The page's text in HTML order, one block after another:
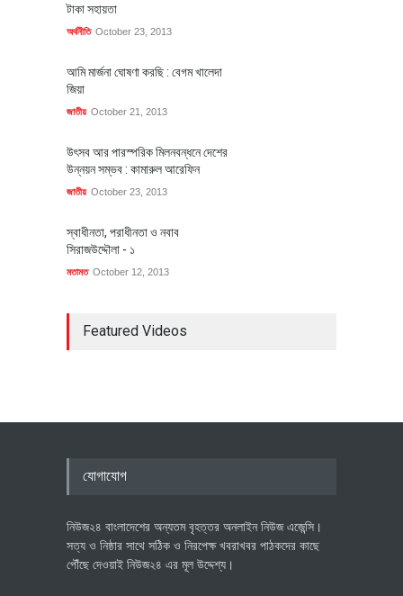
টাকা সহায়তা
অর্থনীতি October 23, 2013
আমি মার্জনা ঘোষণা করছি : বেগম খালেদা
জিয়া
জাতীয় October 21, 2013
উৎসব আর পারস্পরিক মিলনবন্ধনে দেশের
উন্নয়ন সম্ভব : কামারুল আরেফিন
জাতীয় October 23, 2013
স্বাধীনতা, পরাধীনতা ও নবাব
সিরাজউদ্দৌলা - ১
মতামত October 12, 2013
Featured Videos
যোগাযোগ
নিউজ২৪ বাংলাদেশের অন্যতম বৃহত্তর অনলাইন নিউজ এজেন্সি।
সত্য ও নিষ্ঠার সাথে সঠিক ও নিরপেক্ষ খবরাখবর পাঠকদের কাছে
পৌঁছে দেওয়াই নিউজ২৪ এর মূল উদ্দেশ্য।